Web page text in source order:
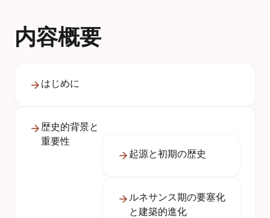
内容概要
はじめに
歴史的背景と
重要性
起源と初期の歴史
ルネサンス期の要塞化
と建築的進化